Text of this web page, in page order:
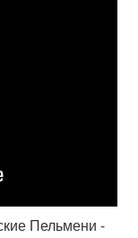
Пельмени -